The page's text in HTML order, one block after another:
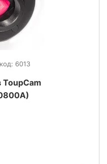
6013